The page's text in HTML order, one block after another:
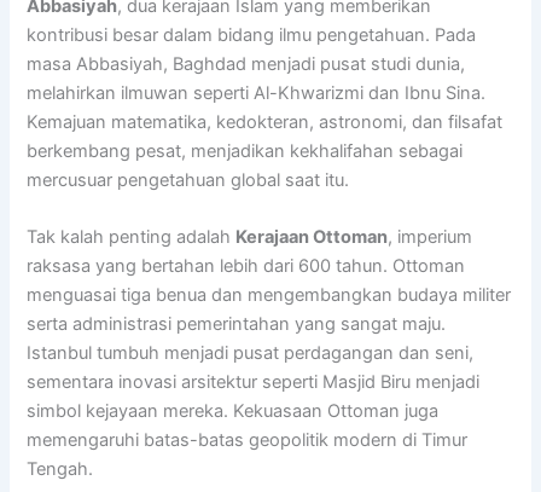
Abbasiyah, dua kerajaan Islam yang memberikan
kontribusi besar dalam bidang ilmu pengetahuan. Pada
masa Abbasiyah, Baghdad menjadi pusat studi dunia,
melahirkan ilmuwan seperti Al-Khwarizmi dan Ibnu Sina.
Kemajuan matematika, kedokteran, astronomi, dan filsafat
berkembang pesat, menjadikan kekhalifahan sebagai
mercusuar pengetahuan global saat itu.
Tak kalah penting adalah Kerajaan Ottoman, imperium
raksasa yang bertahan lebih dari 600 tahun. Ottoman
menguasai tiga benua dan mengembangkan budaya militer
serta administrasi pemerintahan yang sangat maju.
Istanbul tumbuh menjadi pusat perdagangan dan seni,
sementara inovasi arsitektur seperti Masjid Biru menjadi
simbol kejayaan mereka. Kekuasaan Ottoman juga
memengaruhi batas-batas geopolitik modern di Timur
Tengah.